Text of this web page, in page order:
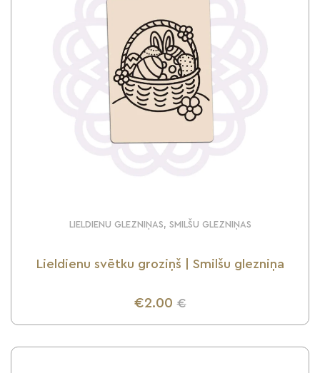
LIELDIENU GLEZNIŅAS, SMILŠU GLEZNIŅAS
Lieldienu svētku groziņš | Smilšu glezniņa
€2.00 €
UZZINI VAIRĀK